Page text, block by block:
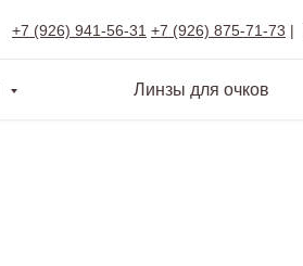
+7 (926) 941-56-31 +7 (926) 875-71-73 |
Линзы для очков